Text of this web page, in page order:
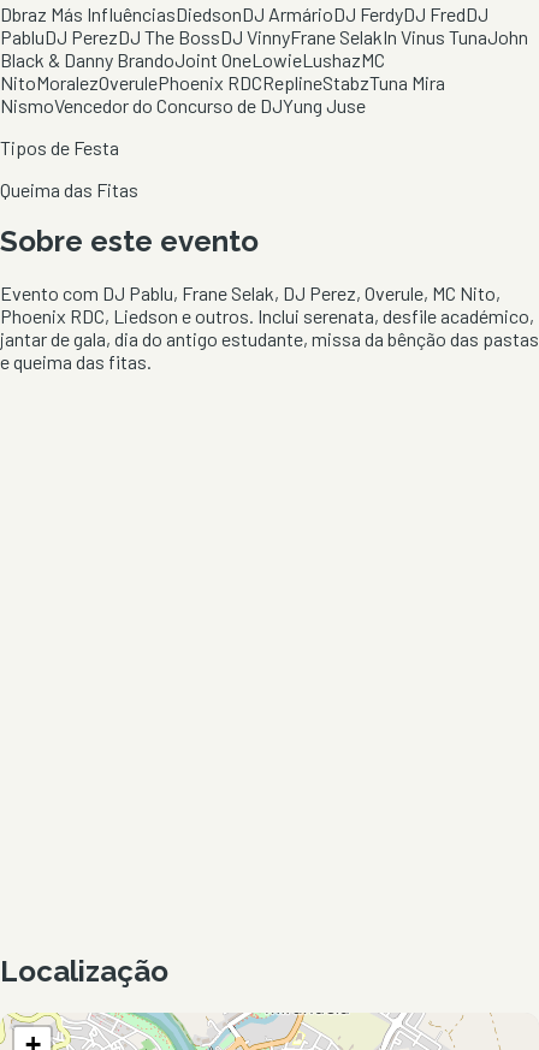
Dbraz Más InfluênciasDiedsonDJ ArmárioDJ FerdyDJ FredDJ
PabluDJ PerezDJ The BossDJ VinnyFrane SelakIn Vinus TunaJohn
Black & Danny BrandoJoint OneLowieLushazMC
NitoMoralezOverulePhoenix RDCReplineStabzTuna Mira
NismoVencedor do Concurso de DJYung Juse
Tipos de Festa
Queima das Fitas
Sobre este evento
Evento com DJ Pablu, Frane Selak, DJ Perez, Overule, MC Nito,
Phoenix RDC, Liedson e outros. Inclui serenata, desfile académico,
jantar de gala, dia do antigo estudante, missa da bênção das pastas
e queima das fitas.
Localização